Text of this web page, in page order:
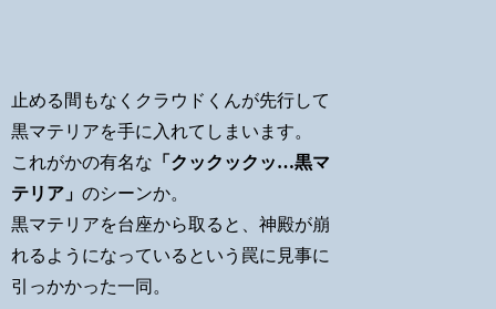
止める間もなくクラウドくんが先行して
黒マテリアを手に入れてしまいます。
これがかの有名な 「クックックッ…黒マ
テリア」のシーンか。
黒マテリアを台座から取ると、神殿が崩
れるようになっているという罠に見事に
引っかかった一同。